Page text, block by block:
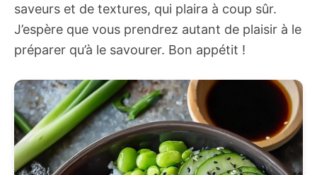
saveurs et de textures, qui plaira à coup sûr.
J’espère que vous prendrez autant de plaisir à le
préparer qu’à le savourer. Bon appétit !